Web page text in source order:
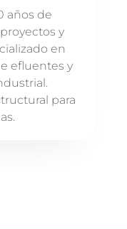
años de
y
en
efluentes y
para